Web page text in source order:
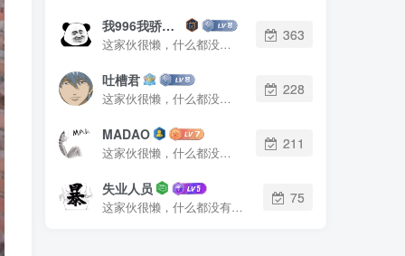
我996我骄傲了么
这家伙很懒，什么都没有写...
363
吐槽君
这家伙很懒，什么都没有写...
228
MADAO
这家伙很懒，什么都没有写...
211
失业人员
这家伙很懒，什么都没有写...
75